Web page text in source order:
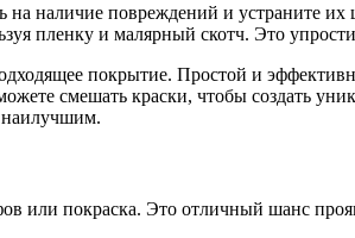
на наличие повреждений и устраните их
пленку и малярный скотч. Это
покрытие. Простой и
смешать краски, чтобы создать
наилучшим.
или покраска. Это отличный шанс